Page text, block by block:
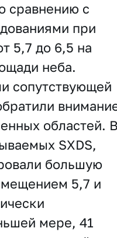
сравнению с
при
5,7 до 6,5 на
неба.
сопутствующей
областей.
SXDS,
большую
5,7 и
мере, 41